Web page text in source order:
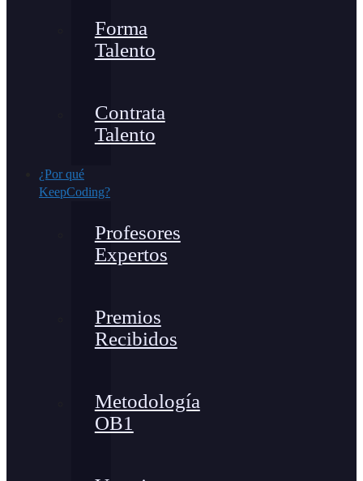
Forma
Talento
Contrata
Talento
¿Por qué
KeepCoding?
Profesores
Expertos
Premios
Recibidos
Metodología
OB1